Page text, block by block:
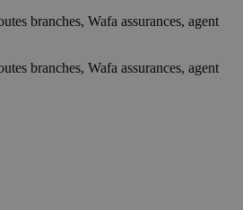
branches, Wafa assurances, agent
branches, Wafa assurances, agent